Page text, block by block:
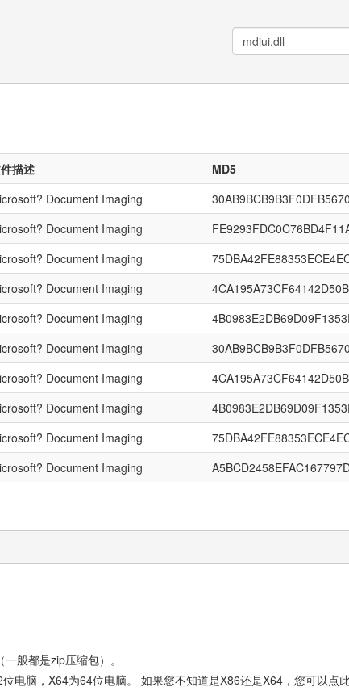
描述
MD5
Document Imaging
Document Imaging
Document Imaging
Document Imaging
Document Imaging
Document Imaging
Document Imaging
Document Imaging
Document Imaging
Document Imaging
般都是zip压缩包）。
电脑，X64为64位电脑。 如果您不知道是X86还是X64，您可以点此